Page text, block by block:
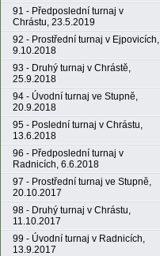
91 - Předposlední turnaj v
Chrástu, 23.5.2019
92 - Prostřední turnaj v Ejpovicích,
9.10.2018
93 - Druhý turnaj v Chrástě,
25.9.2018
94 - Úvodní turnaj ve Stupně,
20.9.2018
95 - Poslední turnaj v Chrástu,
13.6.2018
96 - Předposlední turnaj v
Radnicích, 6.6.2018
97 - Prostřední turnaj ve Stupně,
20.10.2017
98 - Druhý turnaj v Chrástu,
11.10.2017
99 - Úvodní turnaj v Radnicích,
13.9.2017